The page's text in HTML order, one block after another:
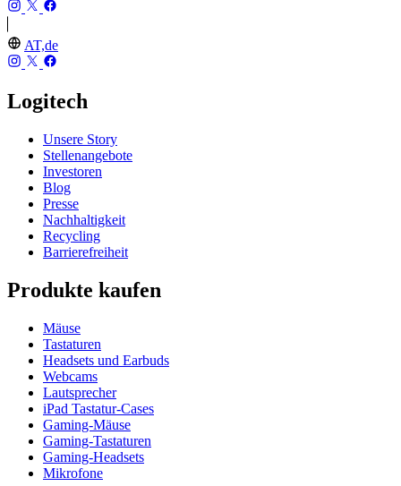
AT,de
Logitech
Unsere Story
Stellenangebote
Investoren
Blog
Presse
Nachhaltigkeit
Recycling
Barrierefreiheit
Produkte kaufen
Mäuse
Tastaturen
Headsets und Earbuds
Webcams
Lautsprecher
iPad Tastatur-Cases
Gaming-Mäuse
Gaming-Tastaturen
Gaming-Headsets
Mikrofone